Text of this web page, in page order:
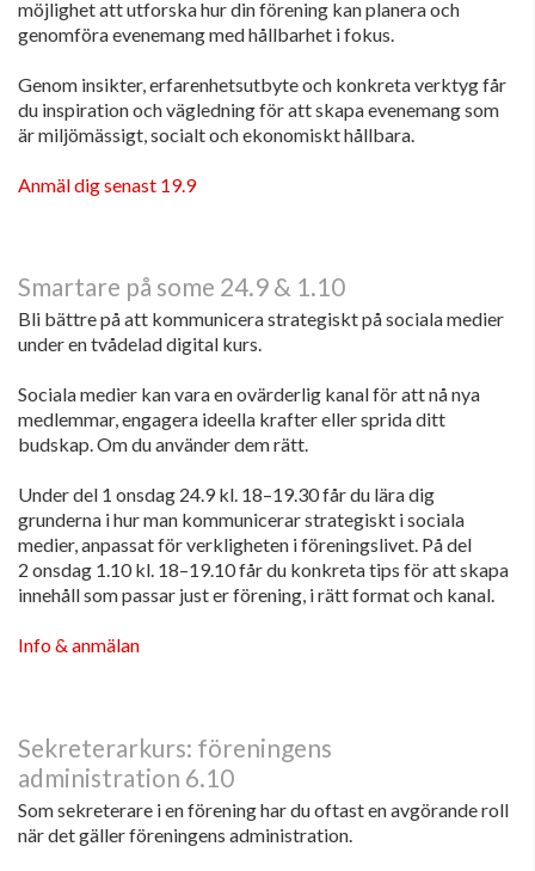
möjlighet att utforska hur din förening kan planera och
genomföra evenemang med hållbarhet i fokus.
Genom insikter, erfarenhetsutbyte och konkreta verktyg får
du inspiration och vägledning för att skapa evenemang som
är miljömässigt, socialt och ekonomiskt hållbara.
Anmäl dig senast 19.9
Smartare på some 24.9 & 1.10
Bli bättre på att kommunicera strategiskt på sociala medier
under en tvådelad digital kurs.
Sociala medier kan vara en ovärderlig kanal för att nå nya
medlemmar, engagera ideella krafter eller sprida ditt
budskap. Om du använder dem rätt.
Under del 1 onsdag 24.9 kl. 18–19.30 får du lära dig
grunderna i hur man kommunicerar strategiskt i sociala
medier, anpassat för verkligheten i föreningslivet. På del
2 onsdag 1.10 kl. 18–19.10 får du konkreta tips för att skapa
innehåll som passar just er förening, i rätt format och kanal.
Info & anmälan
Sekreterarkurs: föreningens
administration 6.10
Som sekreterare i en förening har du oftast en avgörande roll
när det gäller föreningens administration.